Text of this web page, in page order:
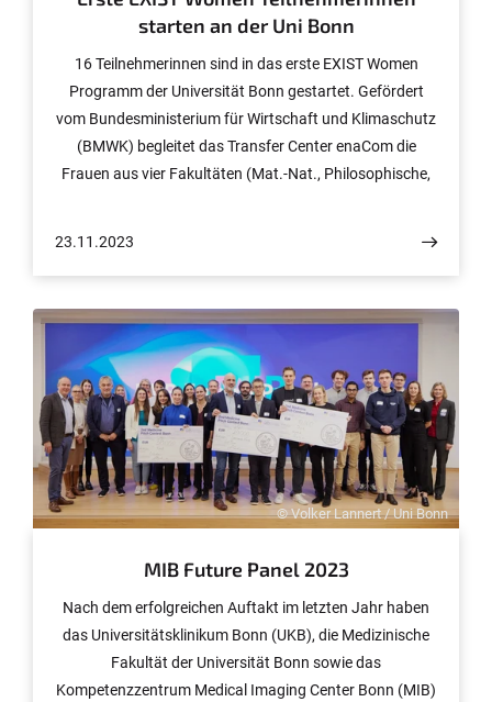
starten an der Uni Bonn
16 Teilnehmerinnen sind in das erste EXIST Women
Programm der Universität Bonn gestartet. Gefördert
vom Bundesministerium für Wirtschaft und Klimaschutz
(BMWK) begleitet das Transfer Center enaCom die
Frauen aus vier Fakultäten (Mat.-Nat., Philosophische,
zu insgesamt 9.000 Euro für drei Monate sowie eine
Sachkostenpauschale von 2.000 Euro, um die
Gründungsidee voran zu treiben. Die Universität Bonn ist
eine der ersten Hochschulen in Deutschland, die mit dem
EXIST Women Programm startet.
23.11.2023
© Volker Lannert / Uni Bonn
MIB Future Panel 2023
Nach dem erfolgreichen Auftakt im letzten Jahr haben
das Universitätsklinikum Bonn (UKB), die Medizinische
Fakultät der Universität Bonn sowie das
Kompetenzzentrum Medical Imaging Center Bonn (MIB)